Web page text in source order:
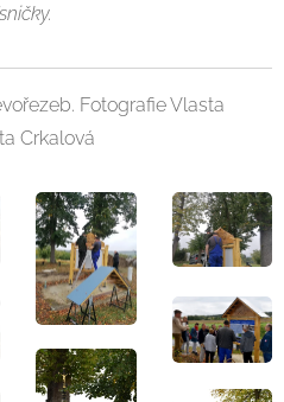
Fotografie Vlasta
Crkalová